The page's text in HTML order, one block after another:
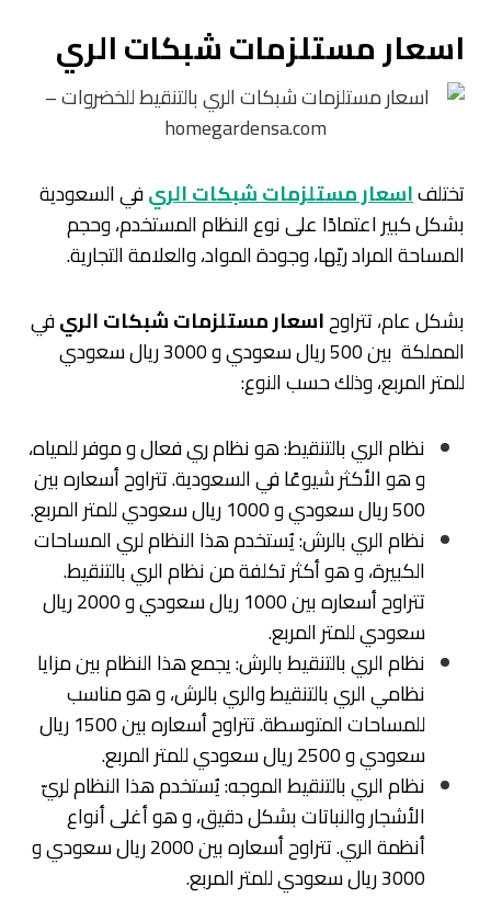
اسعار مستلزمات شبكات الري
تختلفاسعار مستلزمات شبكات الريفي السعودية
بشكل كبير اعتمادًا على نوع النظام المستخدم، وحجم
المساحة المراد ريّها، وجودة المواد، والعلامة التجارية.
بشكل عام، تتراوحاسعار مستلزمات شبكات الريفي
المملكة بين 500 ريال سعودي و 3000 ريال سعودي
للمتر المربع، وذلك حسب النوع:
نظام الري بالتنقيط: هو نظام ري فعال و موفر للمياه،
و هو الأكثر شيوعًا في السعودية. تتراوح أسعاره بين
500 ريال سعودي و 1000 ريال سعودي للمتر المربع.
نظام الري بالرش: يُستخدم هذا النظام لري المساحات
الكبيرة، و هو أكثر تكلفة من نظام الري بالتنقيط.
تتراوح أسعاره بين 1000 ريال سعودي و 2000 ريال
سعودي للمتر المربع.
نظام الري بالتنقيط بالرش: يجمع هذا النظام بين مزايا
نظامي الري بالتنقيط والري بالرش، و هو مناسب
للمساحات المتوسطة. تتراوح أسعاره بين 1500 ريال
سعودي و 2500 ريال سعودي للمتر المربع.
نظام الري بالتنقيط الموجه: يُستخدم هذا النظام لريّ
الأشجار والنباتات بشكل دقيق، و هو أغلى أنواع
أنظمة الري. تتراوح أسعاره بين 2000 ريال سعودي و
3000 ريال سعودي للمتر المربع.